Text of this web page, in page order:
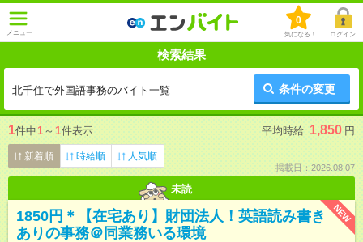
メニュー
0
気になる！ ログイン
検索結果
北千住で外国語事務のバイト一覧 条件の変更
1件中1 ～ 1件表示 平均時給: 1,850 円
新着順 時給順 人気順
掲載日：2026.08.07
未読
NEW
1850円＊【在宅あり】財団法人！英語読み書き
ありの事務＠同業務いる環境